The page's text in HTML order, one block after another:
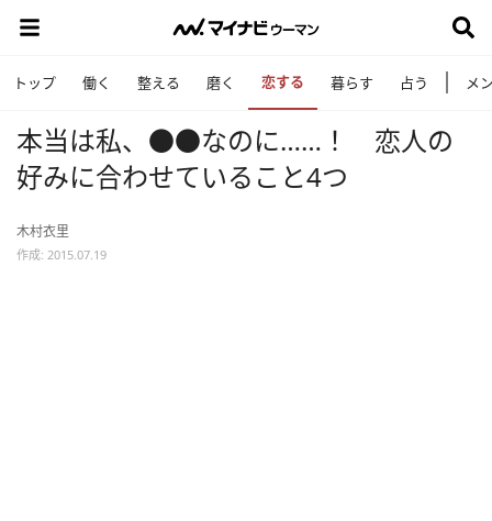
トップ 働く 整える 磨く 恋する 暮らす 占う メ
本当は私、●●なのに……！ 恋人の
好みに合わせていること4つ
木村衣里
作成: 2015.07.19